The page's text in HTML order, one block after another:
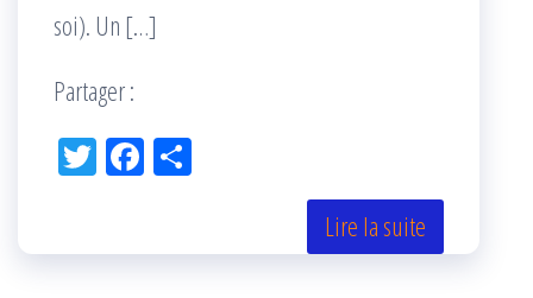
soi). Un […]
Partager :
Tw Fac
k r
Lire la suite